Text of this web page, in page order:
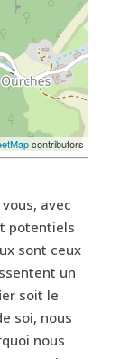
contributors
avec
potentiels
sont ceux
un
soit le
soi, nous
nous